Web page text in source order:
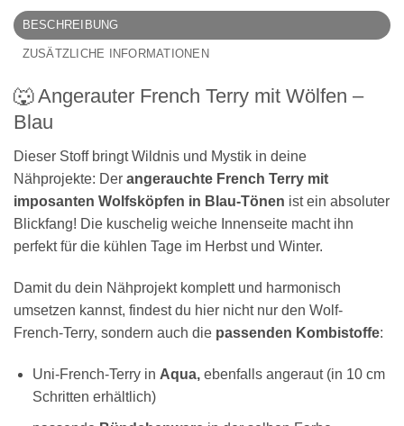
BESCHREIBUNG
ZUSÄTZLICHE INFORMATIONEN
🐺 Angerauter French Terry mit Wölfen –
Blau
Dieser Stoff bringt Wildnis und Mystik in deine
Nähprojekte: Der angerauchte French Terry mit
imposanten Wolfsköpfen in Blau-Tönen ist ein absoluter
Blickfang! Die kuschelig weiche Innenseite macht ihn
perfekt für die kühlen Tage im Herbst und Winter.
Damit du dein Nähprojekt komplett und harmonisch
umsetzen kannst, findest du hier nicht nur den Wolf-
French-Terry, sondern auch die passenden Kombistoffe:
Uni-French-Terry in Aqua, ebenfalls angeraut (in 10 cm
Schritten erhältlich)